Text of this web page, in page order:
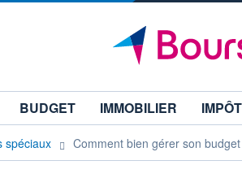
BUDGET IMMOBILIER
spéciaux Comment bien gérer son